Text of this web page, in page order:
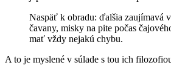
Naspäť k obradu: ďalšia zaujímavá
čavany, misky na pite počas
mať vždy nejakú chybu.
A to je myslené v súlade s tou ich